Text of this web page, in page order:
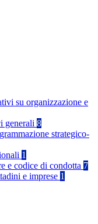
su organizzazione e
generali 8
strategico-
1
e codice di condotta 7
e imprese 1